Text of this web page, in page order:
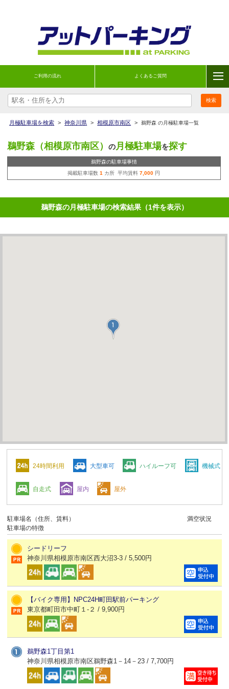
ご利用の流れ よくあるご質問
月極駐車場を検索 > 神奈川県 > 相模原市南区 > 鵜野森 の月極駐車場一覧
鵜野森（相模原市南区） の月極駐車場を探す
鵜野森の駐車場事情
掲載駐車場数1 カ所 平均賃料7,000 円
鵜野森の月極駐車場の検索結果（1件を表示）
24時間利用 大型車可 ハイルーフ可 機械式
自走式 屋内 屋外
駐車場名（住所、賃料）
駐車場の特徴
満空状況
シードリーフ
神奈川県相模原市南区西大沼3-3 / 5,500円
【バイク専用】NPC24H町田駅前パーキング
東京都町田市中町１-２ / 9,900円
鵜野森1丁目第1
神奈川県相模原市南区鵜野森1－14－23 / 7,700円